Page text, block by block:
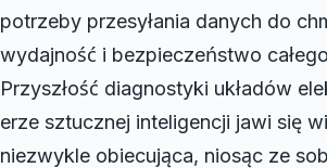
potrzeby przesyłania danych do
wydajność i bezpieczeństwo
Przyszłość diagnostyki układów
erze sztucznej inteligencji jawi się
niezwykle obiecująca, niosąc ze